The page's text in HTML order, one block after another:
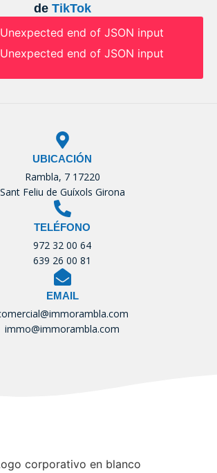
de TikTok
end of JSON input
end of JSON input
UBICACIÓN
Rambla, 7 17220
Sant Feliu de Guíxols Girona
TELÉFONO
972 32 00 64
639 26 00 81
EMAIL
immo@immorambla.com